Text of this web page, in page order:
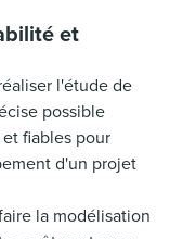
et
l'étude de
possible
fiables pour
d'un projet
la modélisation